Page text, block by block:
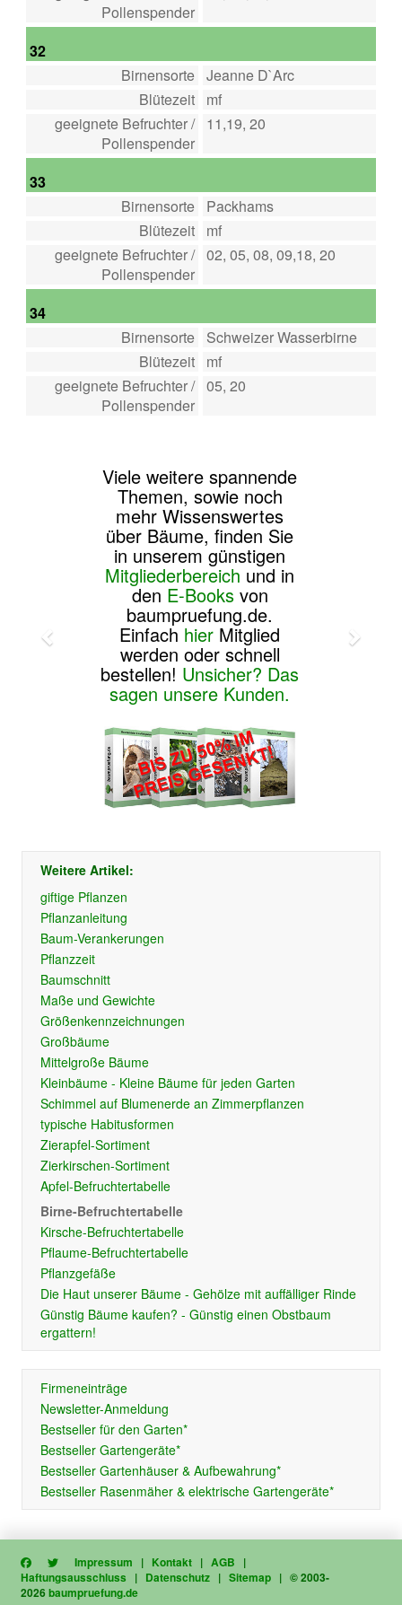
Pollenspender
32
Birnensorte Jeanne D`Arc
Blütezeit
mf
geeignete Befruchter /
Pollenspender
11,19, 20
33
Birnensorte
Packhams
Blütezeit
mf
geeignete Befruchter /
Pollenspender
02, 05, 08, 09,18, 20
34
Birnensorte
Schweizer Wasserbirne
Blütezeit
mf
geeignete Befruchter /
Pollenspender
05, 20
Viele weitere spannende
Themen, sowie noch
mehr Wissenswertes
über Bäume, finden Sie
in unserem günstigen
Mitgliederbereich und in
den E-Booksvon
baumpruefung.de.
Einfach hier Mitglied
werden oder schnell
bestellen! Unsicher? Das
sagen unsere Kunden.
Weitere Artikel:
giftige Pflanzen
Pflanzanleitung
Baum-Verankerungen
Pflanzzeit
Baumschnitt
Maße und Gewichte
Größenkennzeichnungen
Großbäume
Mittelgroße Bäume
Kleinbäume - Kleine Bäume für jeden Garten
Schimmel auf Blumenerde an Zimmerpflanzen
typische Habitusformen
Zierapfel-Sortiment
Zierkirschen-Sortiment
Apfel-Befruchtertabelle
Birne-Befruchtertabelle
Kirsche-Befruchtertabelle
Pflaume-Befruchtertabelle
Pflanzgefäße
Die Haut unserer Bäume - Gehölze mit auffälliger Rinde
Günstig Bäume kaufen? - Günstig einen Obstbaum
ergattern!
Firmeneinträge
Newsletter-Anmeldung
Bestseller für den Garten*
Bestseller Gartengeräte*
Bestseller Gartenhäuser & Aufbewahrung*
Bestseller Rasenmäher & elektrische Gartengeräte*
Impressum | Kontakt |AGB |
Haftungsausschluss | Datenschutz |Sitemap | © 2003-
2026baumpruefung.de